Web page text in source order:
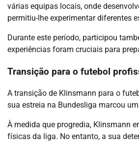
várias equipas locais, onde
permitiu-lhe experimentar diferentes
Durante este período, participou
experiências foram cruciais para
Transição para o futebol
A transição de Klinsmann para o
sua estreia na Bundesliga marcou
À medida que progredia, Klinsmann
físicas da liga. No entanto, a sua